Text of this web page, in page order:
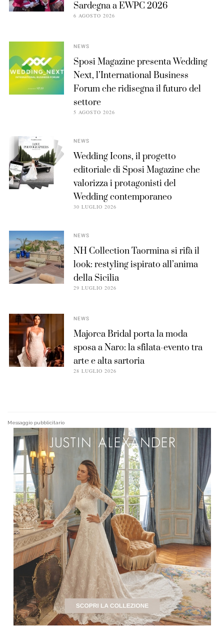
Sardegna a EWPC 2026
6 AGOSTO 2026
NEWS
Sposi Magazine presenta Wedding
Next, l’International Business
Forum che ridisegna il futuro del
settore
5 AGOSTO 2026
NEWS
Wedding Icons, il progetto
editoriale di Sposi Magazine che
valorizza i protagonisti del
Wedding contemporaneo
30 LUGLIO 2026
NEWS
NH Collection Taormina si rifà il
look: restyling ispirato all’anima
della Sicilia
29 LUGLIO 2026
NEWS
Majorca Bridal porta la moda
sposa a Naro: la sfilata-evento tra
arte e alta sartoria
28 LUGLIO 2026
Messaggio pubblicitario